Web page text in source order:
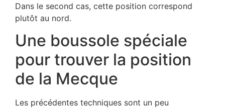
Dans le second cas, cette position correspond
plutôt au nord.
Une boussole spéciale
pour trouver la position
de la Mecque
Les précédentes techniques sont un peu